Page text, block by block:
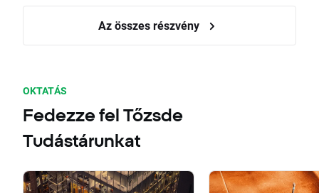
Az összes részvény
OKTATÁS
Fedezze fel Tőzsde
Tudástárunkat